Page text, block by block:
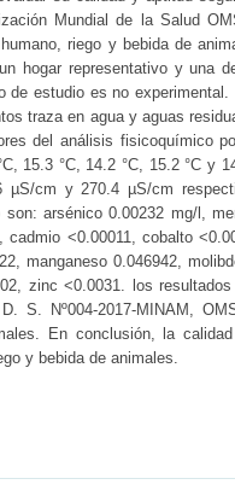
Mundial de la Salud
riego y bebida de
hogar representativo y una
de estudio es no
traza en agua y aguas
del análisis fisicoquímico
15.3 °C, 14.2 °C, 15.2 °C y
cm y 270.4 µS/cm
arsénico 0.00232 mg/l,
cadmio <0.00011, cobalto
manganeso 0.046942,
zinc <0.0031. los
S. Nº004-2017-MINAM,
En conclusión, la
y bebida de animales.